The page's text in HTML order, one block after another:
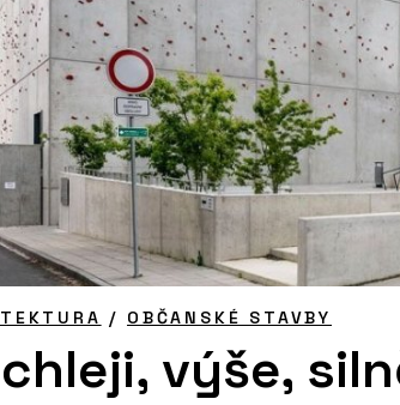
/ OBČANSKÉ STAVBY
výše,